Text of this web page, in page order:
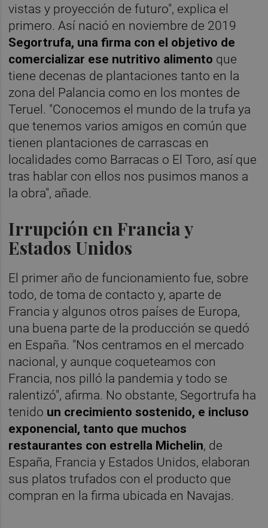
vistas y proyección de futuro", explica el
primero. Así nació en noviembre de 2019
Segortrufa, una firma con el objetivo de
comercializar ese nutritivo alimento que
tiene decenas de plantaciones tanto en la
zona del Palancia como en los montes de
Teruel. "Conocemos el mundo de la trufa ya
que tenemos varios amigos en común que
tienen plantaciones de carrascas en
localidades como Barracas o El Toro, así que
tras hablar con ellos nos pusimos manos a
la obra", añade.
Irrupción en Francia y
Estados Unidos
El primer año de funcionamiento fue, sobre
todo, de toma de contacto y, aparte de
Francia y algunos otros países de Europa,
una buena parte de la producción se quedó
en España. "Nos centramos en el mercado
nacional, y aunque coqueteamos con
Francia, nos pilló la pandemia y todo se
ralentizó", afirma. No obstante, Segortrufa ha
tenido un crecimiento sostenido, e incluso
exponencial, tanto que muchos
restaurantes con estrella Michelin, de
España, Francia y Estados Unidos, elaboran
sus platos trufados con el producto que
compran en la firma ubicada en Navajas.